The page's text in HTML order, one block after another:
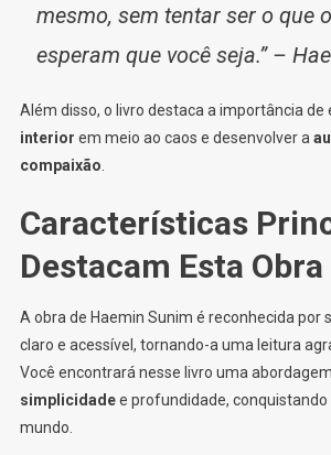
mesmo, sem tentar ser o que
esperam que você seja.” –
Além disso, o livro destaca a importância de
interior em meio ao caos e desenvolver a
compaixão
Características
Destacam Esta Obra
A obra de Haemin Sunim é reconhecida por
claro e acessível, tornando-a uma leitura
Você encontrará nesse livro uma
simplicidadee profundidade, conquistando
mundo.